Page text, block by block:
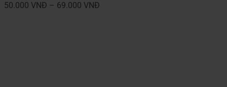
50.000 VNĐ – 69.000 VNĐ